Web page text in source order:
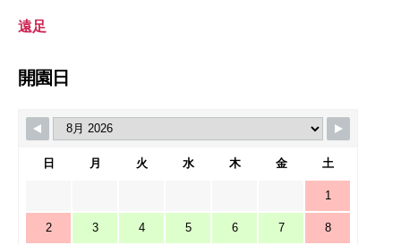
遠足
開園日
日 月 火 水 木 金 土
1
2 3 4 5 6 7 8